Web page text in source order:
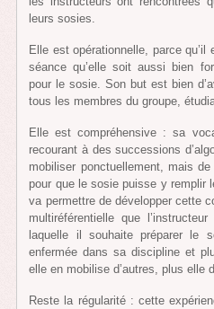
leurs sosies.
Elle est opérationnelle, parce
séance qu’elle soit aussi bien
pour le sosie. Son but est bien
tous les membres du groupe,
Elle est compréhensive : sa
recourant à des successions
mobiliser ponctuellement, mais
pour que le sosie puisse y remplir
va permettre de développer cette
multiréférentielle que
laquelle il souhaite préparer le
enfermée dans sa discipline et
elle en mobilise d’autres, plus elle
Reste la régularité : cette